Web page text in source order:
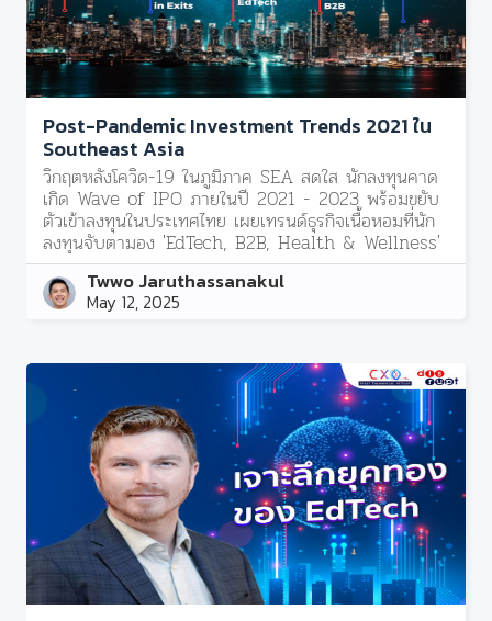
Post-Pandemic Investment Trends 2021 ใน
Southeast Asia
วิกฤตหลังโควิด-19 ในภูมิภาค SEA สดใส นักลงทุนคาด
เกิด Wave of IPO ภายในปี 2021 - 2023 พร้อมขยับ
ตัวเข้าลงทุนในประเทศไทย เผยเทรนด์ธุรกิจเนื้อหอมที่นัก
ลงทุนจับตามอง 'EdTech, B2B, Health & Wellness'
Twwo Jaruthassanakul
May 12, 2025